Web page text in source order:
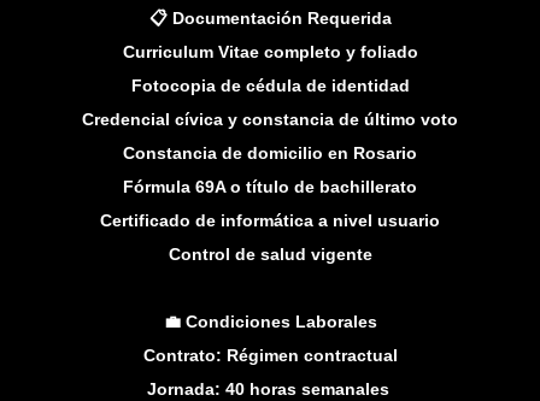
📋 Documentación Requerida
Curriculum Vitae completo y foliado
Fotocopia de cédula de identidad
Credencial cívica y constancia de último voto
Constancia de domicilio en Rosario
Fórmula 69A o título de bachillerato
Certificado de informática a nivel usuario
Control de salud vigente
💼 Condiciones Laborales
Contrato: Régimen contractual
Jornada: 40 horas semanales